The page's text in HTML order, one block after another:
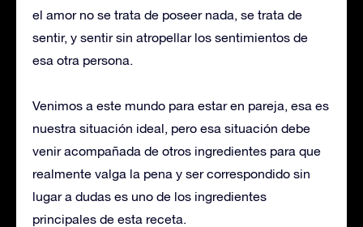
el amor no se trata de poseer nada, se trata de
sentir, y sentir sin atropellar los sentimientos de
esa otra persona.
Venimos a este mundo para estar en pareja, esa es
nuestra situación ideal, pero esa situación debe
venir acompañada de otros ingredientes para que
realmente valga la pena y ser correspondido sin
lugar a dudas es uno de los ingredientes
principales de esta receta.